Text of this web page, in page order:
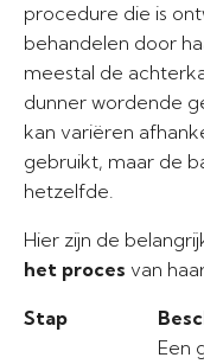
procedure die is
behandelen door
meestal de
dunner wordende
kan variëren
gebruikt, maar de
hetzelfde.
Hier zijn de
het proces van
Stap
Een